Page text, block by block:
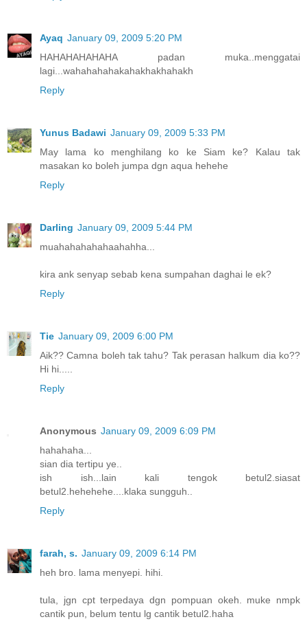
Ayaq January 09, 2009 5:20 PM
HAHAHAHAHAHA padan muka..menggatai
lagi...wahahahahakahakhakhahakh
Reply
Yunus Badawi January 09, 2009 5:33 PM
May lama ko menghilang ko ke Siam ke? Kalau tak
masakan ko boleh jumpa dgn aqua hehehe
Reply
Darling January 09, 2009 5:44 PM
muahahahahahaahahha...
kira ank senyap sebab kena sumpahan daghai le ek?
Reply
Tie January 09, 2009 6:00 PM
Aik?? Camna boleh tak tahu? Tak perasan halkum dia ko??
Hi hi.....
Reply
Anonymous January 09, 2009 6:09 PM
hahahaha...
sian dia tertipu ye..
ish ish...lain kali tengok betul2.siasat
betul2.hehehehe....klaka sungguh..
Reply
farah, s. January 09, 2009 6:14 PM
heh bro. lama menyepi. hihi.
tula, jgn cpt terpedaya dgn pompuan okeh. muke nmpk
cantik pun, belum tentu lg cantik betul2.haha